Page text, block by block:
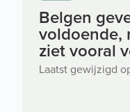
Belgen
voldoende,
ziet vooral
de spiegel
Laatst gewijzigd